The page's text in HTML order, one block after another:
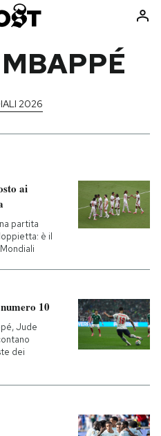
Moda
Libri
Ok Boomer!
Europa
Altrecose
2026
ai
partita
è il
10
Jude
dei